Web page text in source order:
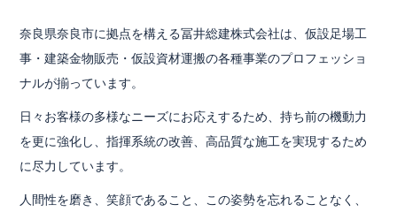
奈良県奈良市に拠点を構える冨井総建株式会社は、仮設足場工
事・建築金物販売・仮設資材運搬の各種事業のプロフェッショ
ナルが揃っています。
日々お客様の多様なニーズにお応えするため、持ち前の機動力
を更に強化し、指揮系統の改善、高品質な施工を実現するため
に尽力しています。
人間性を磨き、笑顔であること、この姿勢を忘れることなく、